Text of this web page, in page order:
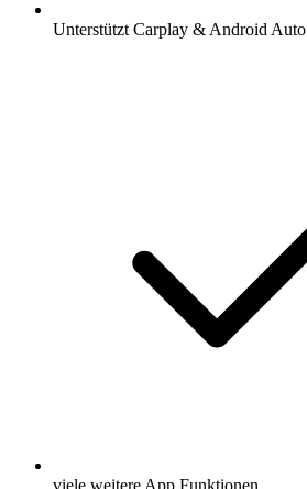
Unterstützt Carplay & Android Auto